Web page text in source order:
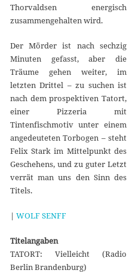
Thorvaldsen energisch
zusammengehalten wird.
Der Mörder ist nach sechzig
Minuten gefasst, aber die
Träume gehen weiter, im
letzten Drittel – zu suchen ist
nach dem prospektiven Tatort,
einer Pizzeria mit
Tintenfischmotiv unter einem
angedeuteten Torbogen – steht
Felix Stark im Mittelpunkt des
Geschehens, und zu guter Letzt
verrät man uns den Sinn des
Titels.
| WOLF SENFF
Titelangaben
TATORT: Vielleicht (Radio
Berlin Brandenburg)